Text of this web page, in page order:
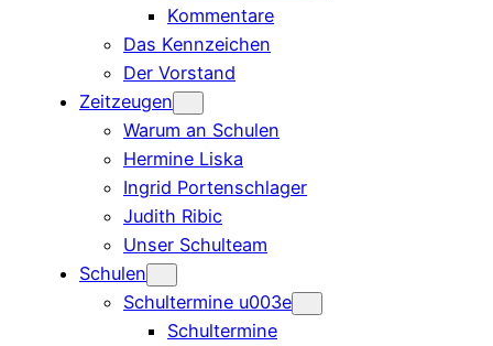
Kommentare
Das Kennzeichen
Der Vorstand
Zeitzeugen
Warum an Schulen
Hermine Liska
Ingrid Portenschlager
Judith Ribic
Unser Schulteam
Schulen
Schultermine u003e
Schultermine